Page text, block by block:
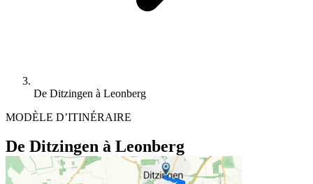
De Ditzingen à Leonberg
MODÈLE D’ITINÉRAIRE
De Ditzingen à Leonberg